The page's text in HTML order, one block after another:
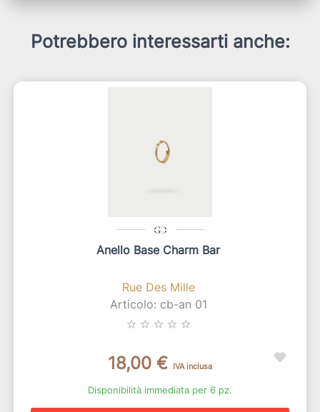
Potrebbero interessarti anche:
Anello Base Charm Bar
Rue Des Mille
Articolo: cb-an 01
star_border star_border star_border star_border star_border
18,00 € IVA inclusa
Disponibilità immediata per 6 pz.